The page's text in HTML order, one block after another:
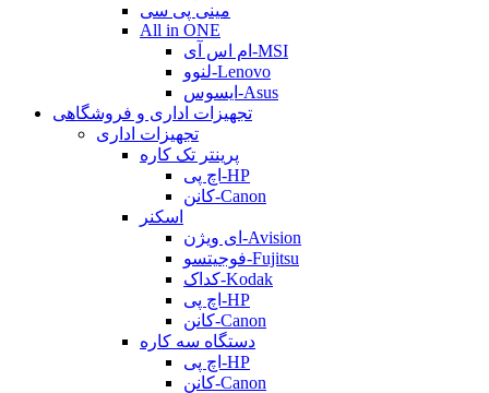
مینی پی سی
All in ONE
ام اس آی-MSI
لنوو-Lenovo
ایسوس-Asus
تجهیزات اداری و فروشگاهی
تجهیزات اداری
پرینتر تک کاره
اچ پی-HP
کانن-Canon
اسکنر
ای ویژن-Avision
فوجیتسو-Fujitsu
کداک-Kodak
اچ پی-HP
کانن-Canon
دستگاه سه کاره
اچ پی-HP
کانن-Canon